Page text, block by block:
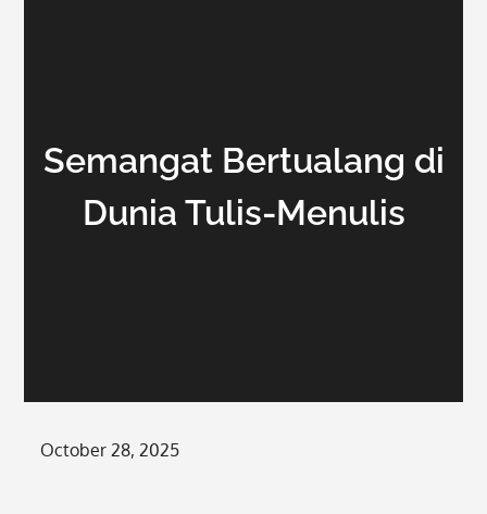
Semangat Bertualang di
Dunia Tulis-Menulis
Posted
October 28, 2025